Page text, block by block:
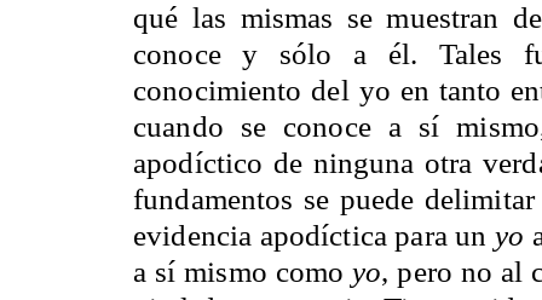
qué las mismas se muestran
conoce y sólo a él. Tales
conocimiento del yo en tanto
cuando se conoce a sí
apodíctico de ninguna otra
fundamentos se puede
evidencia apodíctica para un yo
a sí mismo comoyo, pero no al